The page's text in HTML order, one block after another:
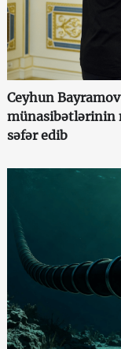
Ceyhun
münasibətlərinin
səfər edib